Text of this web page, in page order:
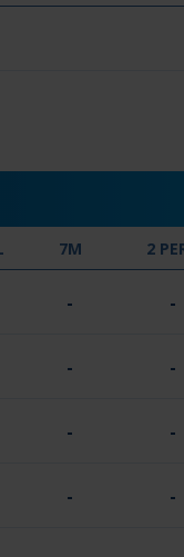
7M 2
- -
- -
- -
- -